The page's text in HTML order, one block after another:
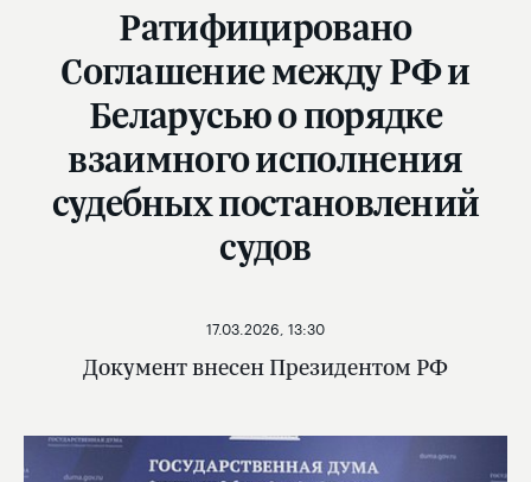
Ратифицировано
Соглашение между РФ и
Беларусью о порядке
взаимного исполнения
судебных постановлений
судов
Документ внесен Президентом РФ
17.03.2026, 13:30